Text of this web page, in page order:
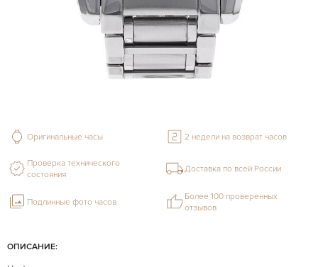
ОПИСАНИЕ:
Оригинальные часы 2 недели на возврат часов
Проверка технического
состояния
Доставка по всей России
Подлинные фото часов
Более 100 проверенных
отзывов